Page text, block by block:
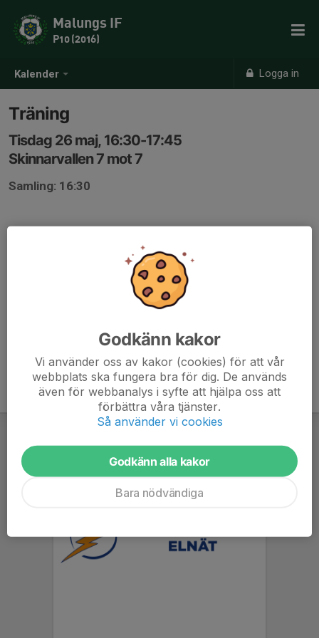
Kalender Logga in
Malungs IF
P10 (2016)
Träning
Tisdag 26 maj, 16:30-17:45
Skinnarvallen 7 mot 7
Samling: 16:30
Godkänn kakor
Vi använder oss av kakor (cookies) för att vår
webbplats ska fungera bra för dig. De används
även för webbanalys i syfte att hjälpa oss att
förbättra våra tjänster.
Så använder vi cookies
Godkänn alla kakor
Bara nödvändiga